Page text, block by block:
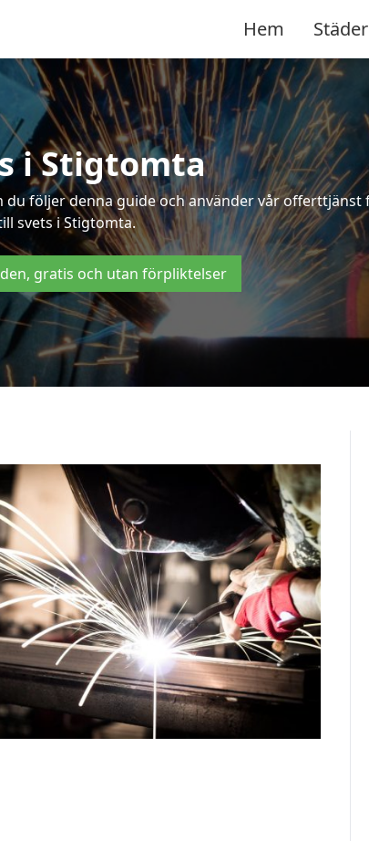
Hem Städer
i Stigtomta
följer denna guide och använder vår
svets i Stigtomta.
gratis och utan förpliktelser